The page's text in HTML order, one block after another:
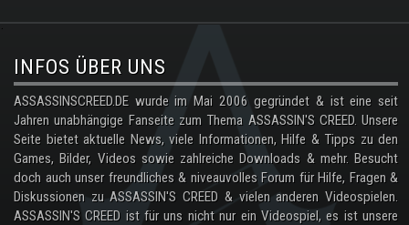
.
INFOS ÜBER UNS
ASSASSINSCREED.DE wurde im Mai 2006 gegründet & ist eine seit
Jahren unabhängige Fanseite zum Thema ASSASSIN'S CREED. Unsere
Seite bietet aktuelle News, viele Informationen, Hilfe & Tipps zu den
Games, Bilder, Videos sowie zahlreiche Downloads & mehr. Besucht
doch auch unser freundliches & niveauvolles Forum für Hilfe, Fragen &
Diskussionen zu ASSASSIN'S CREED & vielen anderen Videospielen.
ASSASSIN'S CREED ist für uns nicht nur ein Videospiel, es ist unsere